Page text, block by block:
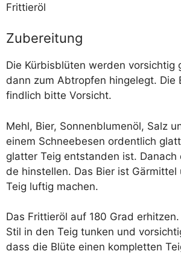
Frittieröl
Zubereitung
Die Kür­bis­blü­ten wer­den vor­sich­tig
dann zum Abtrop­fen hin­ge­legt.
find­lich bit­te Vorsicht.
Mehl, Bier, Son­nen­blu­men­öl, Salz
einem Schnee­be­sen ordent­lich
glat­ter Teig ent­stan­den ist.
de hin­stel­len. Das Bier ist
Teig luf­tig machen.
Das Frit­tier­öl auf 180 Grad
Stil in den Teig tun­ken und
dass die Blü­te einen kom­plet­ten